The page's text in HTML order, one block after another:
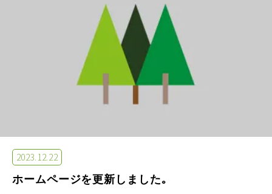
2023.12.22
ホームページを更新しました｡